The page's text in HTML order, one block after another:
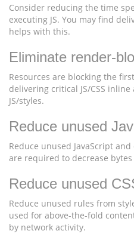
Consider reducing the time
executing JS. You may find
helps with this.
Eliminate render-
Resources are blocking the
delivering critical JS/CSS
JS/styles.
Reduce unused
Reduce unused JavaScript
are required to decrease
Reduce unused
Reduce unused rules from
used for above-the-fold
by network activity.